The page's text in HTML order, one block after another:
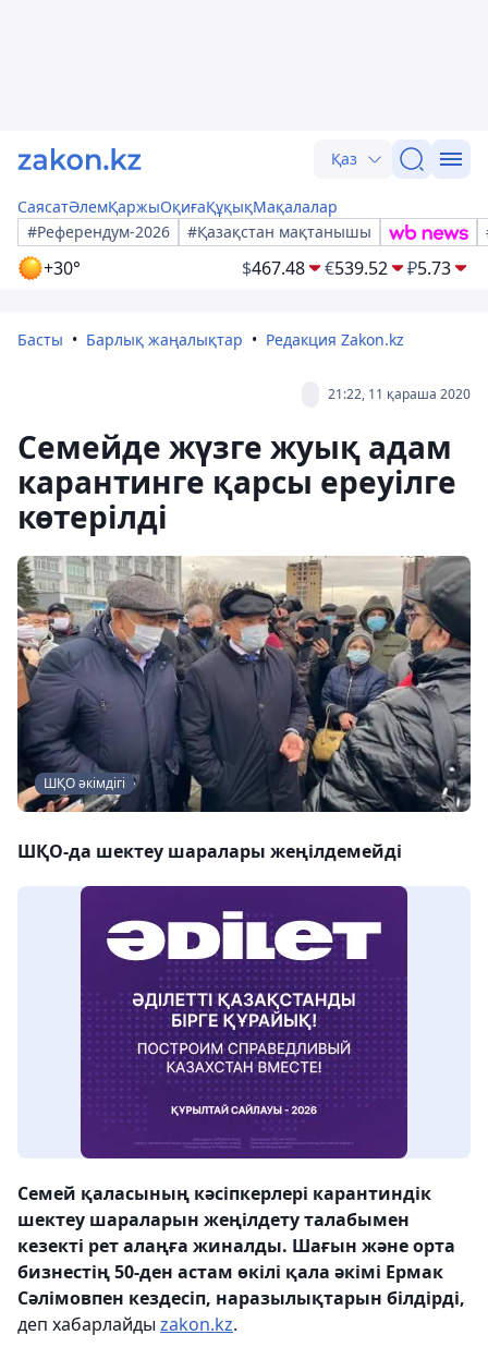
Қаз
СаясатӘлемҚаржыОқиғаҚұқықМақалалар
#Референдум-2026
#Қазақстан мақтанышы
+30° $467.48 €539.52 ₽5.73
Басты Барлық жаңалықтар Редакция Zakon.kz
21:22, 11 қараша 2020
Семейде жүзге жуық адам
карантинге қарсы ереуілге
көтерілді
ШҚО әкімдігі
ШҚО-да шектеу шаралары жеңілдемейді
Семей қаласының кәсіпкерлері карантиндік
шектеу шараларын жеңілдету талабымен
кезекті рет алаңға жиналды. Шағын және орта
бизнестің 50-ден астам өкілі қала әкімі Ермак
Сәлімовпен кездесіп, наразылықтарын білдірді,
деп хабарлайды zakon.kz.